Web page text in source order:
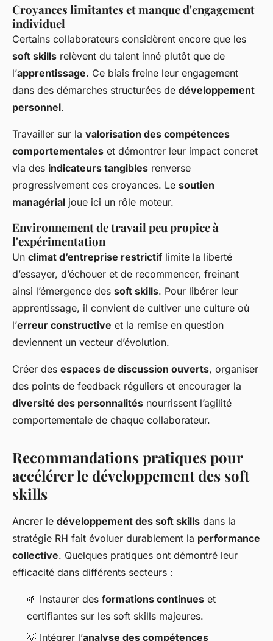
Croyances limitantes et manque d'engagement
individuel
Certains collaborateurs considèrent encore que les
soft skills relèvent du talent inné plutôt que de
l’apprentissage. Ce biais freine leur engagement
dans des démarches structurées de développement
personnel.
Travailler sur la valorisation des compétences
comportementales et démontrer leur impact concret
via des indicateurs tangibles renverse
progressivement ces croyances. Le soutien
managérial joue ici un rôle moteur.
Environnement de travail peu propice à
l'expérimentation
Un climat d’entreprise restrictif limite la liberté
d’essayer, d’échouer et de recommencer, freinant
ainsi l’émergence des soft skills. Pour libérer leur
apprentissage, il convient de cultiver une culture où
l’erreur constructive et la remise en question
deviennent un vecteur d’évolution.
Créer des espaces de discussion ouverts, organiser
des points de feedback réguliers et encourager la
diversité des personnalités nourrissent l’agilité
comportementale de chaque collaborateur.
Recommandations pratiques pour
accélérer le développement des soft
skills
Ancrer le développement des soft skills dans la
stratégie RH fait évoluer durablement la performance
collective. Quelques pratiques ont démontré leur
efficacité dans différents secteurs :
🌱 Instaurer des formations continues et
certifiantes sur les soft skills majeures.
💡 Intégrer l’analyse des compétences